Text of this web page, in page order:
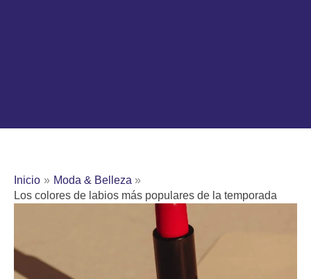
Inicio
Moda & Belleza
Los colores de labios más populares de la temporada